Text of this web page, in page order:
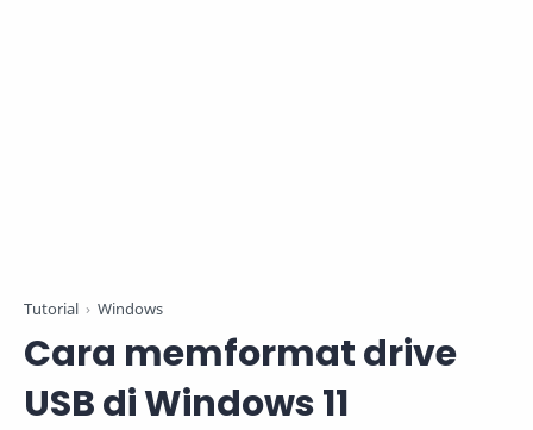
Tutorial Windows
Cara memformat drive
USB di Windows 11